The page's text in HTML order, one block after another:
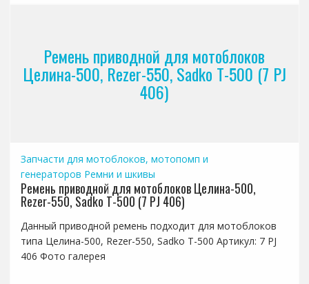
Ремень приводной для мотоблоков
Целина-500, Rezer-550, Sadko T-500 (7 PJ
406)
Запчасти для мотоблоков, мотопомп и
генераторов Ремни и шкивы
Ремень приводной для мотоблоков Целина-500,
Rezer-550, Sadko T-500 (7 PJ 406)
Данный приводной ремень подходит для мотоблоков
типа Целина-500, Rezer-550, Sadko T-500 Артикул: 7 PJ
406 Фото галерея